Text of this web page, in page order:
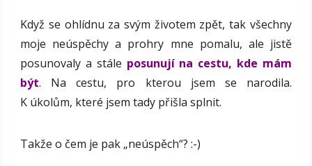
Když se ohlídnu za svým životem zpět, tak všechny
moje neúspěchy a prohry mne pomalu, ale jistě
posunovaly a stále posunují na cestu, kde mám
být. Na cestu, pro kterou jsem se narodila.
K úkolům, které jsem tady přišla splnit.
Takže o čem je pak „neúspěch“? :-)